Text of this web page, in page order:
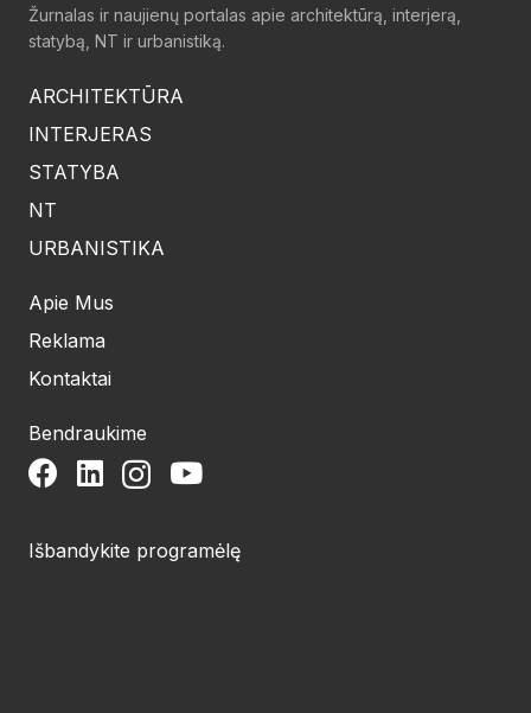
Žurnalas ir naujienų portalas apie architektūrą, interjerą,
statybą, NT ir urbanistiką.
ARCHITEKTŪRA
INTERJERAS
STATYBA
NT
URBANISTIKA
Apie Mus
Reklama
Kontaktai
Bendraukime
Išbandykite programėlę